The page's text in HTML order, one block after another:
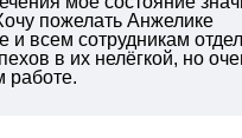
пожелать Анжелике
и всем сотрудникам
в их нелёгкой, но
работе.